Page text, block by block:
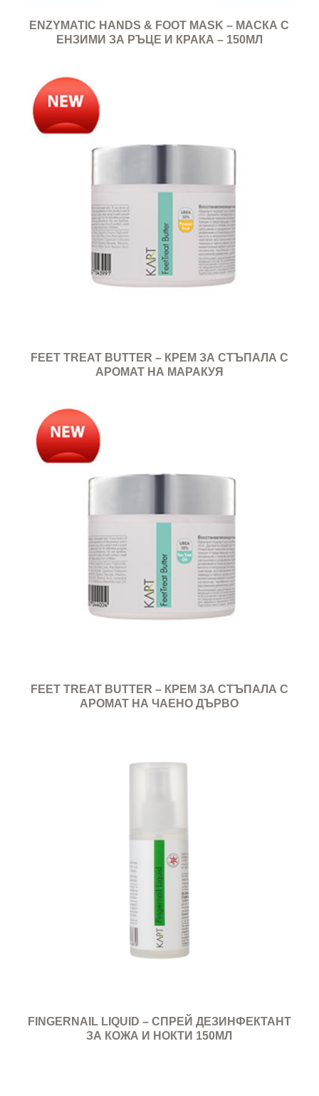
ENZYMATIC HANDS & FOOT MASK – МАСКА С
ЕНЗИМИ ЗА РЪЦЕ И КРАКА – 150МЛ
FEET TREAT BUTTER – КРЕМ ЗА СТЪПАЛА С
АРОМАТ НА МАРАКУЯ
FEET TREAT BUTTER – КРЕМ ЗА СТЪПАЛА С
АРОМАТ НА ЧАЕНО ДЪРВО
FINGERNAIL LIQUID – СПРЕЙ ДЕЗИНФЕКТАНТ
ЗА КОЖА И НОКТИ 150МЛ